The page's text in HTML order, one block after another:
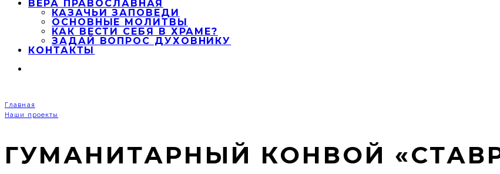
ВЕРА ПРАВОСЛАВНАЯ
КАЗАЧЬИ ЗАПОВЕДИ
ОСНОВНЫЕ МОЛИТВЫ
КАК ВЕСТИ СЕБЯ В ХРАМЕ?
ЗАДАЙ ВОПРОС ДУХОВНИКУ
КОНТАКТЫ
Главная
Наши проекты
ГУМАНИТАРНЫЙ КОНВОЙ